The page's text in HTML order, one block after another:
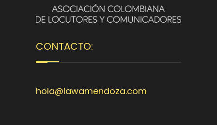
CONTACTO:
hola@lawamendoza.com